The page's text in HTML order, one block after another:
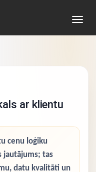
ar klientu
cenu loģiku
jautājums; tas
datu kvalitāti un